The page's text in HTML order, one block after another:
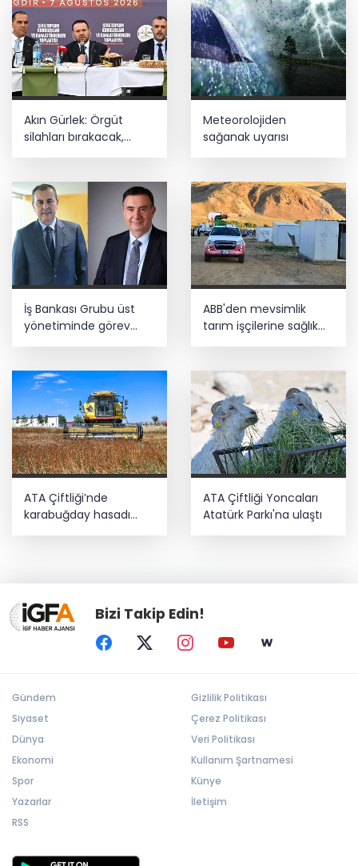
Akın Gürlek: Örgüt
silahları bırakacak,
Meteorolojiden
sağanak uyarısı
İş Bankası Grubu üst
yönetiminde görev
değişimi
ABB'den mevsimlik
tarım işçilerine sağlık
buluşması
ATA Çiftliği’nde
karabuğday hasadı
başladı
ATA Çiftliği Yoncaları
Atatürk Parkı'na ulaştı
Bizi Takip Edin!
Gündem
Siyaset
Dünya
Ekonomi
Spor
Yazarlar
RSS
Gizlilik Politikası
Çerez Politikası
Veri Politikası
Kullanım Şartnamesi
Künye
İletişim